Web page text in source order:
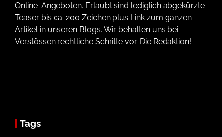
Online-Angeboten. Erlaubt sind lediglich abgekürzte
Teaser bis ca. 200 Zeichen plus Link zum ganzen
Artikel in unseren Blogs. Wir behalten uns bei
Verstössen rechtliche Schritte vor. Die Redaktion!
Tags